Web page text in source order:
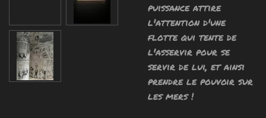
puissance attire
l'attention d'une
flotte qui tente de
l'asservir pour se
servir de lui, et ainsi
prendre le pouvoir sur
les mers !